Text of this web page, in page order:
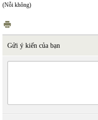
(Nỗi không)
Gửi ý kiến của bạn